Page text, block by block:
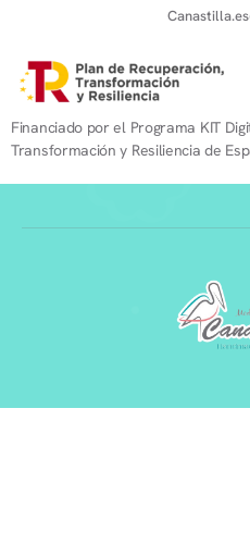
Financiado por el Programa KIT
Transformación y Resiliencia de